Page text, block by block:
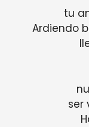
tu
Ardiendo
ser